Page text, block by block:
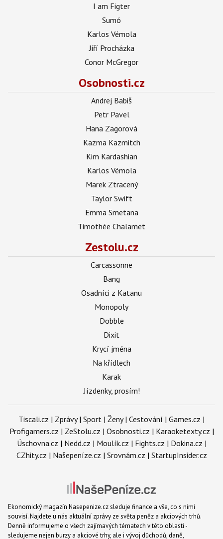
I am Figter
Sumó
Karlos Vémola
Jiří Procházka
Conor McGregor
Osobnosti.cz
Andrej Babiš
Petr Pavel
Hana Zagorová
Kazma Kazmitch
Kim Kardashian
Karlos Vémola
Marek Ztracený
Taylor Swift
Emma Smetana
Timothée Chalamet
Zestolu.cz
Carcassonne
Bang
Osadníci z Katanu
Monopoly
Dobble
Dixit
Krycí jména
Na křídlech
Karak
Jízdenky, prosím!
Tiscali.cz | Zprávy| Sport | Ženy| Cestování | Games.cz |
Profigamers.cz | ZeStolu.cz | Osobnosti.cz | Karaoketexty.cz |
Úschovna.cz | Nedd.cz | Moulík.cz | Fights.cz | Dokina.cz |
CZhity.cz | Našepeníze.cz | Srovnám.cz | StartupInsider.cz
Ekonomický magazín Nasepenize.cz sleduje finance a vše, co s nimi
souvisí. Najdete u nás aktuální zprávy ze světa peněz a akciových trhů.
Denně informujeme o všech zajímavých tématech v této oblasti -
sledujeme nejen burzy a akciové trhy, ale i vývoj důchodů, daně,